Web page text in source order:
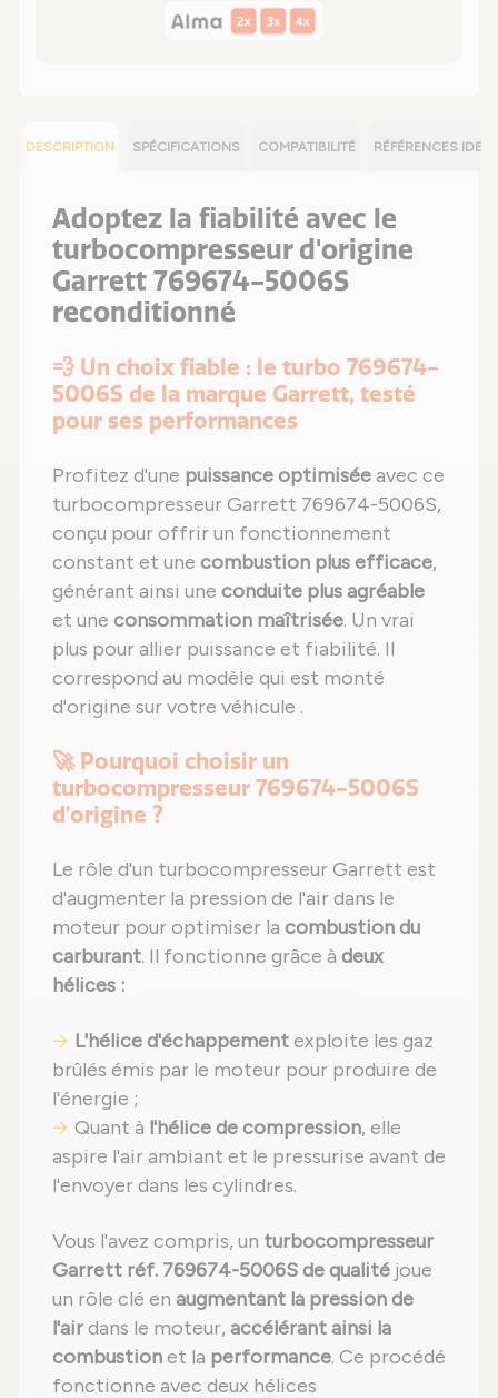
DESCRIPTION SPÉCIFICATIONS COMPATIBILITÉ RÉFÉRENCES
Adoptez la fiabilité avec le
turbocompresseur d'origine
Garrett 769674-5006S
reconditionné
💨 Un choix fiable : le turbo 769674-
5006S de la marque Garrett, testé
pour ses performances
Profitez d'une puissance optimiséeavec ce
turbocompresseur Garrett 769674-5006S,
conçu pour offrir un fonctionnement
constant et une combustion plus efficace,
générant ainsi une conduite plus agréable
et une consommation maîtrisée. Un vrai
plus pour allier puissance et fiabilité. Il
correspond au modèle qui est monté
d'origine sur votre véhicule .
🚀 Pourquoi choisir un
turbocompresseur 769674-5006S
d'origine ?
Le rôle d'un turbocompresseur Garrett est
d'augmenter la pression de l'air dans le
moteur pour optimiser la combustion du
carburant. Il fonctionne grâce à deux
hélices :
L'hélice d'échappementexploite les gaz
brûlés émis par le moteur pour produire de
l'énergie ;
Quant à l'hélice de compression, elle
aspire l'air ambiant et le pressurise avant de
l'envoyer dans les cylindres.
Vous l'avez compris, un turbocompresseur
Garrett réf. 769674-5006S de qualité joue
un rôle clé en augmentant la pression de
l'airdans le moteur, accélérant ainsi la
combustionet la performance. Ce procédé
fonctionne avec deux hélices